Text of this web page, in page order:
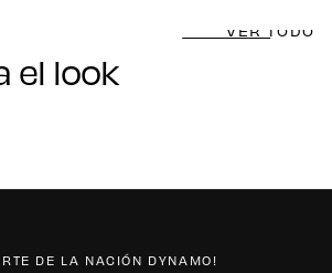
el look
VER TODO
DE LA NACIÓN DYNAMO!